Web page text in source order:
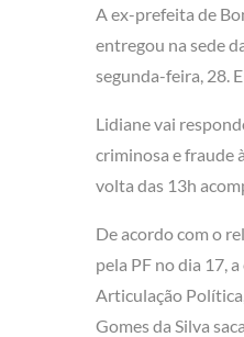
A ex-prefeita de
entregou na sede
segunda-feira, 28.
Lidiane vai
criminosa e fraude
volta das 13h
De acordo com o
pela PF no dia 17,
Articulação
Gomes da Silva